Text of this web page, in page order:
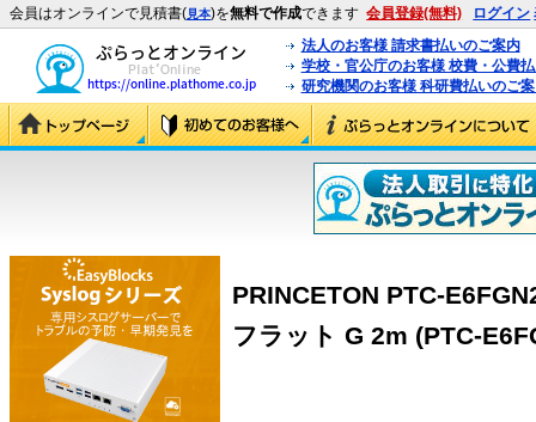
会員はオンラインで見積書(見本)を無料で作成できます 会員登録(無料) ログイン
法人のお客様 請求書払いのご案内
学校・官公庁のお客様 校費・公費
研究機関のお客様 科研費払いのご
PRINCETON PTC-
フラット G 2m (PTC-